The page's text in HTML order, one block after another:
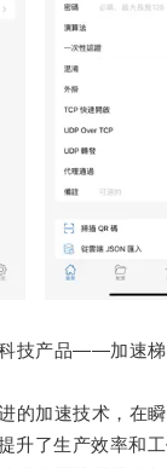
产品——加速梯
加速技术，在瞬
升了生产效率和工